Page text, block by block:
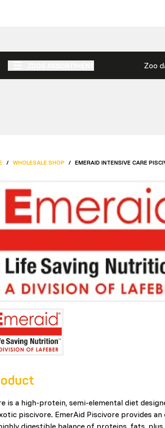
Zoo
/ WHOLESALE SHOP / EMERAID INTENSIVE CARE
is a high-protein, semi-elemental diet
piscivore. EmerAid Piscivore provides an